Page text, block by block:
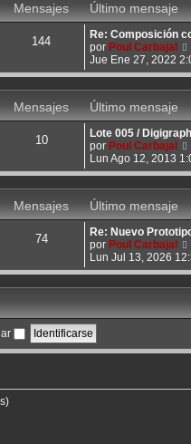
t
i
m
o
m
e
n
a
j
e
Mensajes
Último mensaje
144
Re: Composición
por Poul Carbajal
Jue Ene 27, 2022
Mensajes
Último mensaje
10
Lote 005 /
por Poul Carbajal
Lun Ago 12, 2013
Mensajes
Último mensaje
74
Re: Nuevo
por Poul Carbajal
Lun Jul 13, 2026